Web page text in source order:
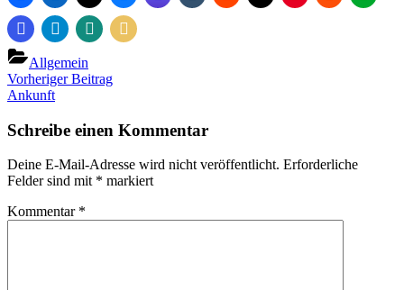
Allgemein
Beitragsnavigation
Previous
Post:
Vorheriger Beitrag
Next
Ankunft
Schreibe einen Kommentar
Deine E-Mail-Adresse wird nicht veröffentlicht. Erforderliche
Felder sind mit * markiert
Kommentar *